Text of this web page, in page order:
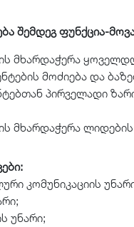
შემდეგ ფუნქცია-
მხარდაჭერა
მოძიება და
პირველადი
მხარდაჭერა
კომუნიკაციის
უნარი;